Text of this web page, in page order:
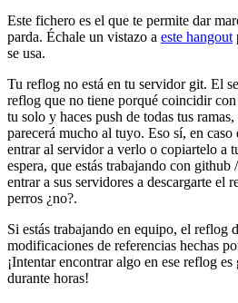
Este fichero es el que te permite dar
parda. Échale un vistazo a este hangout
se usa.
Tu reflog no está en tu servidor git. El
reflog que no tiene porqué coincidir
tu solo y haces push de todas tus
parecerá mucho al tuyo. Eso sí, en caso
entrar al servidor a verlo o copiartelo a
espera, que estás trabajando con
entrar a sus servidores a descargarte el
perros ¿no?.
Si estás trabajando en equipo, el reflog
modificaciones de referencias hechas
¡Intentar encontrar algo en ese reflog
durante horas!